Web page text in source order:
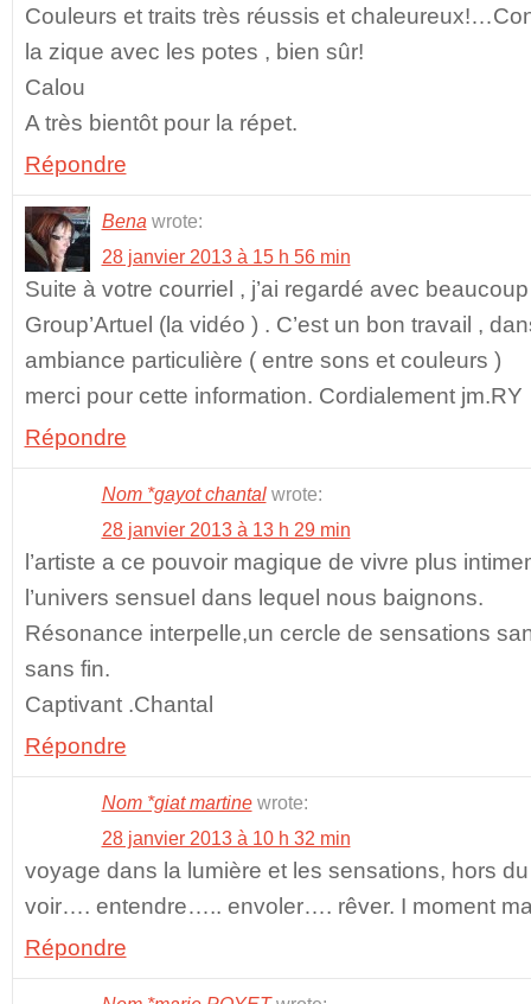
Couleurs et traits très réussis et
la zique avec les potes , bien sûr!
Calou
A très bientôt pour la répet.
Répondre
Bena wrote:
28 janvier 2013 à 15 h 56 min
Suite à votre courriel , j’ai regardé avec
Group’Artuel (la vidéo ) . C’est un bon travail ,
ambiance particulière ( entre sons et couleurs )
merci pour cette information. Cordialement jm.RY
Répondre
Nom *gayot chantal wrote:
28 janvier 2013 à 13 h 29 min
l’artiste a ce pouvoir magique de vivre plus
l’univers sensuel dans lequel nous baignons.
Résonance interpelle,un cercle de sensations
sans fin.
Captivant .Chantal
Répondre
Nom *giat martine wrote:
28 janvier 2013 à 10 h 32 min
voyage dans la lumière et les sensations, hors
voir…. entendre….. envoler…. rêver. I moment
Répondre